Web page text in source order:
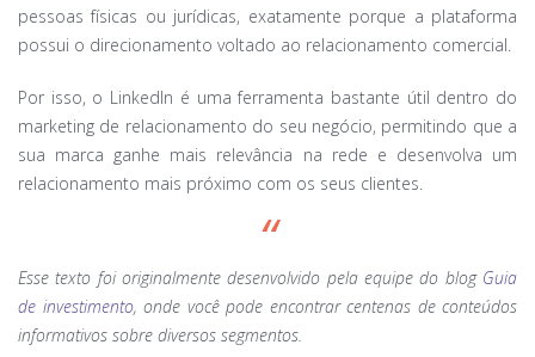
pessoas físicas ou jurídicas, exatamente porque a plataforma
possui o direcionamento voltado ao relacionamento comercial.
Por isso, o LinkedIn é uma ferramenta bastante útil dentro do
marketing de relacionamento do seu negócio, permitindo que a
sua marca ganhe mais relevância na rede e desenvolva um
relacionamento mais próximo com os seus clientes.
Esse texto foi originalmente desenvolvido pela equipe do blog Guia
de investimento, onde você pode encontrar centenas de conteúdos
informativos sobre diversos segmentos.